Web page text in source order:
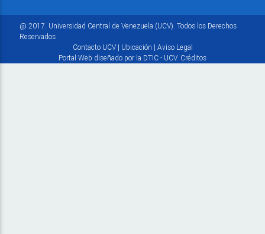
@ 2017. Universidad Central de Venezuela (UCV). Todos los Derechos
Reservados
Contacto UCV| Ubicación | Aviso Legal
Portal Web diseñado por la DTIC - UCV. Créditos